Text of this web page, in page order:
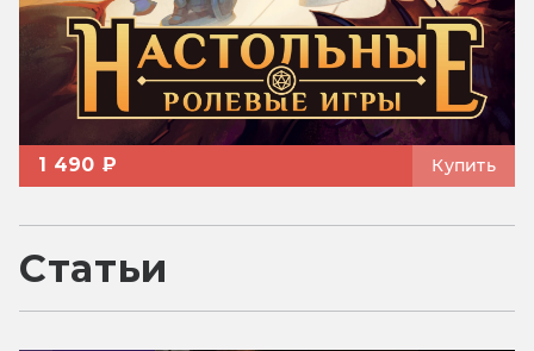
1 490 ₽ Купить
Статьи